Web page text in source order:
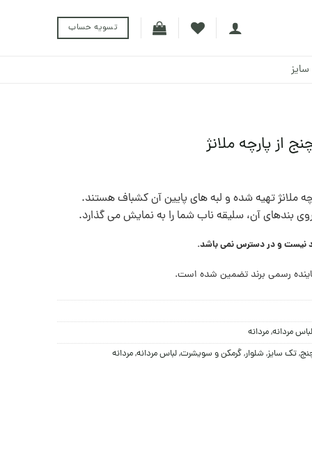
تسویه حساب
از پارچه ملانژ
ملانژ تهیه شده و لبه های پایین آن کشباف هستند.
روی بندهای آن، سلیقه ناب شما را به نمایش می گذارد.
نیست و در دسترس نمی باشد.
رسمی برند تضمین شده است.
لباس مردانه,مردانه
,تک سایز, شلوار,گرمکن و سویشرت,لباس مردانه,مردانه